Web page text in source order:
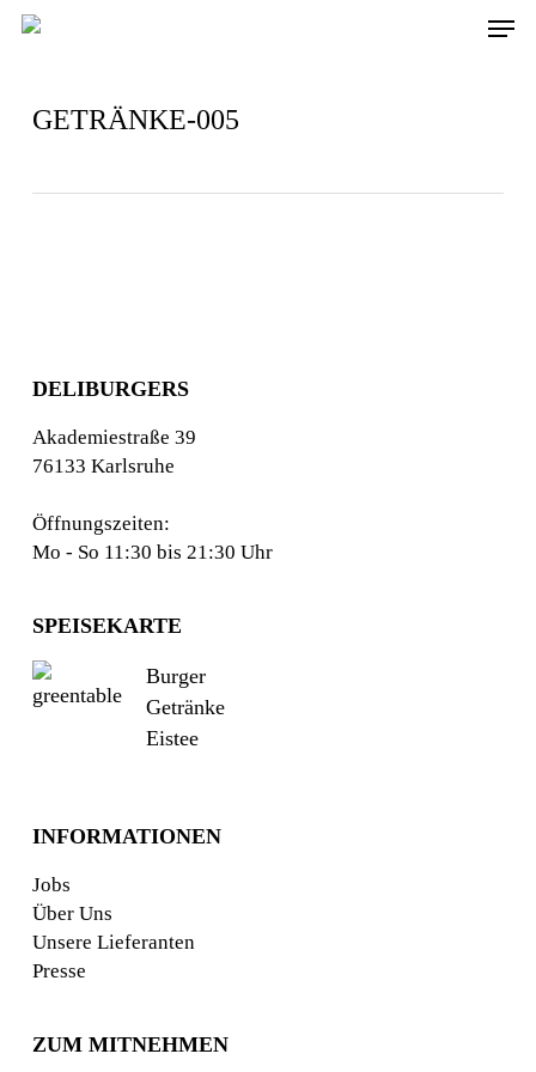
Skip
Menu
GETRÄNKE-005
DELIBURGERS
Akademiestraße 39
76133 Karlsruhe
Öffnungszeiten:
Mo - So 11:30 bis 21:30 Uhr
SPEISEKARTE
Burger
Getränke
Eistee
INFORMATIONEN
Jobs
Über Uns
Unsere Lieferanten
Presse
ZUM MITNEHMEN